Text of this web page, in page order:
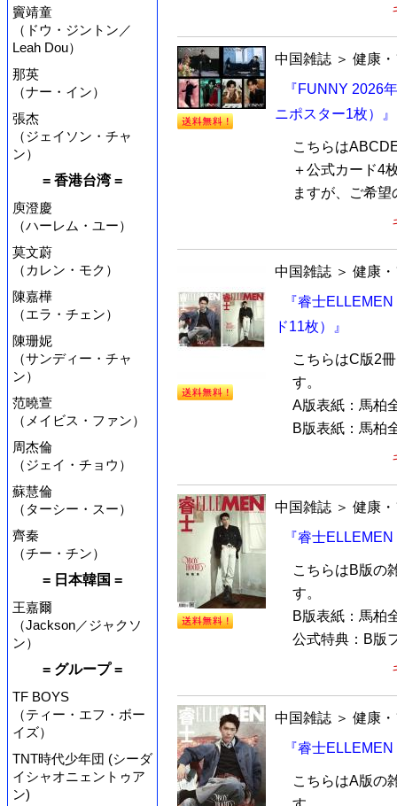
竇靖童
（ドウ・ジントン／
Leah Dou）
那英
（ナー・イン）
張杰
（ジェイソン・チャ
ン）
= 香港台湾 =
庾澄慶
（ハーレム・ユー）
莫文蔚
（カレン・モク）
陳嘉樺
（エラ・チェン）
陳珊妮
（サンディー・チャ
ン）
范曉萱
（メイビス・ファン）
周杰倫
（ジェイ・チョウ）
蘇慧倫
（ターシー・スー）
齊秦
（チー・チン）
= 日本韓国 =
王嘉爾
（Jackson／ジャクソ
ン）
= グループ =
TF BOYS
（ティー・エフ・ボー
イズ）
TNT時代少年団 (シーダ
イシャオニェントゥア
ン)
中国雑誌 ＞ 健康
『FUNNY 2026
ニポスター1枚）』
こちらは
＋公式カード4
ますが、ご希望
中国雑誌 ＞ 健康
『睿士
ド11枚）』
こちらはC版2
す。
A版表紙：馬柏
B版表紙：馬柏
中国雑誌 ＞ 健康
『睿士
こちらはB版の
す。
B版表紙：馬柏
公式特典：B版
中国雑誌 ＞ 健康
『睿士
こちらはA版の